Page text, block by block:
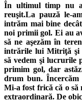
În ultimul timp nu
reuşit.La pauză le-
intrăm mai bine
noi primii gol. Ei au
să ne aşezăm în
intrările lui Mitriţă şi
să vedem şi lucrurile
primim gol, dar
drum bun. Încercăm
Mi-a fost frică că o să
extraordinară. De